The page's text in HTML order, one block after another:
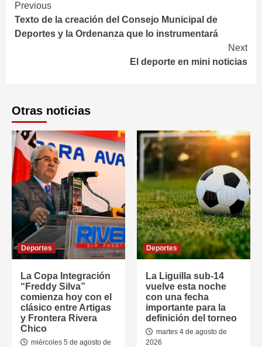
Continue
Reading
Previous
Texto de la creación del Consejo Municipal de
Deportes y la Ordenanza que lo instrumentará
Next
El deporte en mini noticias
Otras noticias
Deportes
La Copa Integración
“Freddy Silva”
comienza hoy con el
clásico entre Artigas
y Frontera Rivera
Chico
miércoles 5 de agosto de
Deportes
La Liguilla sub-14
vuelve esta noche
con una fecha
importante para la
definición del torneo
martes 4 de agosto de
2026